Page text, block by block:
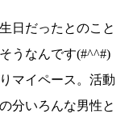
日だったとのこと
うなんです(#^^#)
マイペース。活動
分いろんな男性と